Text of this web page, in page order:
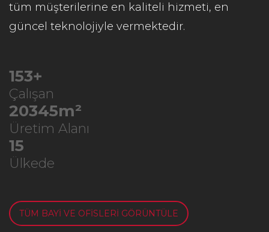
tüm müşterilerine en kaliteli hizmeti, en
güncel teknolojiyle vermektedir.
209+
Çalışan
27834m²
Üretim Alanı
20
Ülkede
TÜM BAYİ VE OFİSLERİ GÖRÜNTÜLE